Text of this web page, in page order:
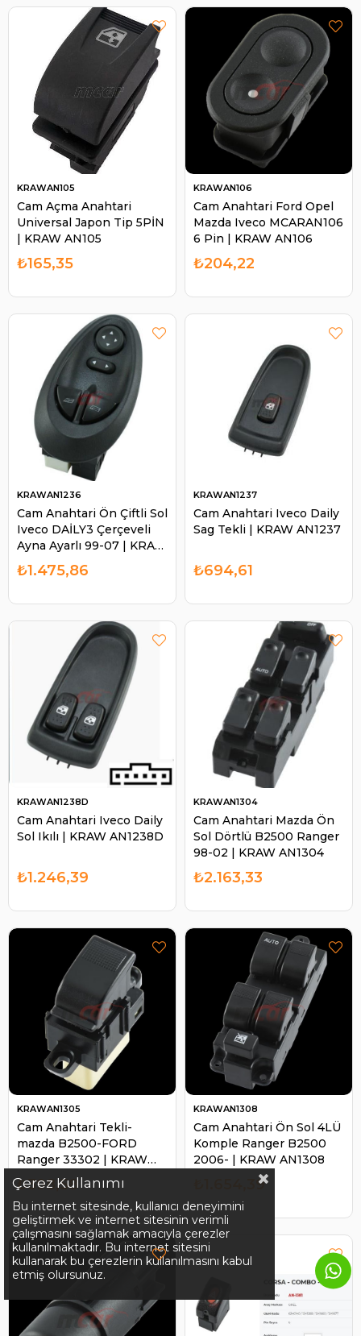
Cam Açma Anahtari
Universal Japon Tip 5PİN
| KRAW AN105
KRAWAN105
₺165,35
Cam Anahtari Ford Opel
Mazda Iveco MCARAN106
6 Pin | KRAW AN106
KRAWAN106
₺204,22
Cam Anahtari Ön Çiftli Sol
Iveco DAİLY3 Çerçeveli
Ayna Ayarlı 99-07 | KRAW
AN1236
KRAWAN1236
₺1.475,86
Cam Anahtari Iveco Daily
Sag Tekli | KRAW AN1237
KRAWAN1237
₺694,61
Cam Anahtari Iveco Daily
Sol Ikılı | KRAW AN1238D
KRAWAN1238D
₺1.246,39
Cam Anahtari Mazda Ön
Sol Dörtlü B2500 Ranger
98-02 | KRAW AN1304
KRAWAN1304
₺2.163,33
Cam Anahtari Tekli-
mazda B2500-FORD
Ranger 33302 | KRAW
AN1305
KRAWAN1305
₺398,58
Cam Anahtari Ön Sol 4LÜ
Komple Ranger B2500
2006- | KRAW AN1308
KRAWAN1308
₺1.654,39
Çerez Kullanımı
Bu internet sitesinde, kullanıcı deneyimini
geliştirmek ve internet sitesinin verimli
çalışmasını sağlamak amacıyla çerezler
kullanılmaktadır. Bu internet sitesini
kullanarak bu çerezlerin kullanılmasını kabul
etmiş olursunuz.